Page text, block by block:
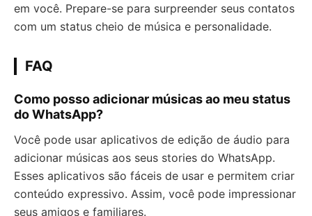
em você. Prepare-se para surpreender seus contatos
com um status cheio de música e personalidade.
FAQ
Como posso adicionar músicas ao meu status
do WhatsApp?
Você pode usar aplicativos de edição de áudio para
adicionar músicas aos seus stories do WhatsApp.
Esses aplicativos são fáceis de usar e permitem criar
conteúdo expressivo. Assim, você pode impressionar
seus amigos e familiares.